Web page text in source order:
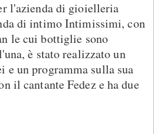
l'azienda di gioielleria
di intimo Intimissimi, con
le cui bottiglie sono
è stato realizzato un
e un programma sulla sua
il cantante Fedez e ha due